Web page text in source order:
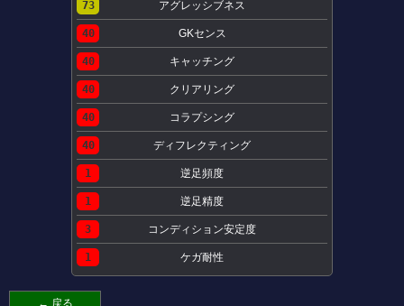
73 アグレッシブネス
40 GKセンス
40 キャッチング
40 クリアリング
40 コラプシング
40 ディフレクティング
1 逆足頻度
1 逆足精度
3 コンディション安定度
1 ケガ耐性
← 戻る